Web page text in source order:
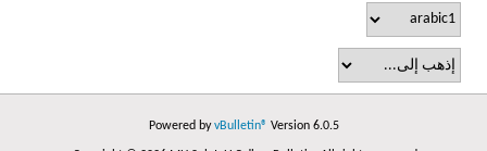
Powered byvBulletin® Version 6.0.5